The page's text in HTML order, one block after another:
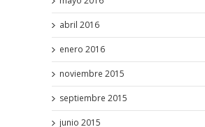
abril 2016
enero 2016
noviembre 2015
septiembre 2015
junio 2015